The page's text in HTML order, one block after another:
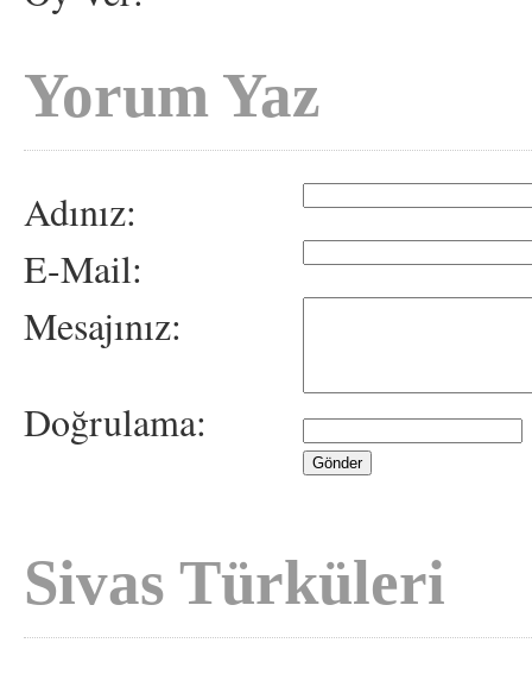
Yorum Yaz
Adınız:
E-Mail:
Mesajınız:
Doğrulama:
Sivas Türküleri